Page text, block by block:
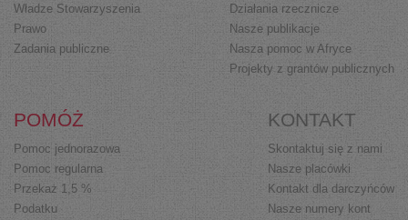
Władze Stowarzyszenia
Prawo
Zadania publiczne
Działania rzecznicze
Nasze publikacje
Nasza pomoc w Afryce
Projekty z grantów publicznych
POMÓŻ
Pomoc jednorazowa
Pomoc regularna
Przekaż 1,5 %
Podatku
KONTAKT
Skontaktuj się z nami
Nasze placówki
Kontakt dla darczyńców
Nasze numery kont